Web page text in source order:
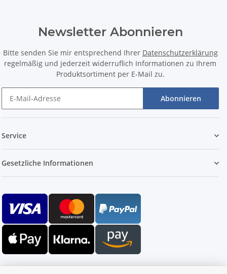
Newsletter Abonnieren
Bitte senden Sie mir entsprechend Ihrer Datenschutzerklärung
regelmäßig und jederzeit widerruflich Informationen zu Ihrem
Produktsortiment per E-Mail zu.
Abonnieren
Service
Gesetzliche Informationen